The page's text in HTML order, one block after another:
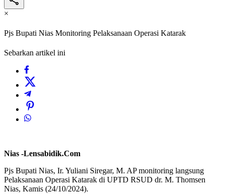
×
Pjs Bupati Nias Monitoring Pelaksanaan Operasi Katarak
Sebarkan artikel ini
Nias -Lensabidik.Com
Pjs Bupati Nias, Ir. Yuliani Siregar, M. AP monitoring langsung
Pelaksanaan Operasi Katarak di UPTD RSUD dr. M. Thomsen
Nias, Kamis (24/10/2024).